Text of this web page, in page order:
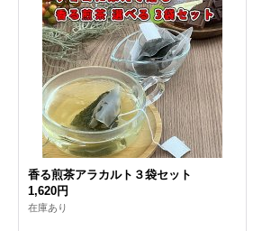
香る煎茶アラカルト３袋セット
1,620円
在庫あり